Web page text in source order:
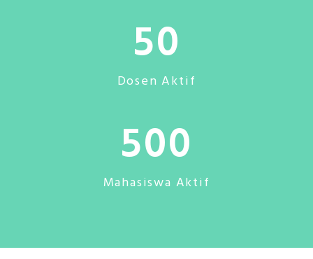
50
Dosen Aktif
500
Mahasiswa Aktif